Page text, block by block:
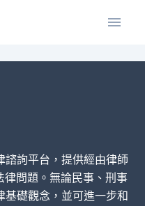
詢平台，提供經由律師
問題。無論民事、刑事
基礎觀念，並可進一步和